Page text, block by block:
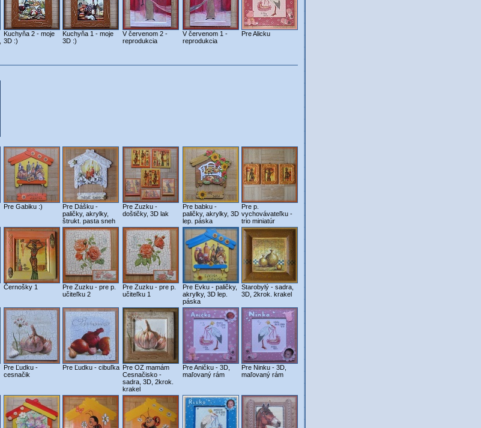
Kuchyňa 2 - moje
3D :)
Kuchyňa 1 - moje
3D :)
V červenom 2 -
reprodukcia
V červenom 1 -
reprodukcia
Pre Alicku
Pre Gabiku :)
Pre Dášku -
paličky, akrylky,
štrukt. pasta sneh
Pre Zuzku -
doštičky, 3D lak
Pre babku -
paličky, akrylky, 3D
lep. páska
Pre p.
vychovávateľku -
trio miniatúr
Černošky 1
Pre Zuzku - pre p.
učiteľku 2
Pre Zuzku - pre p.
učiteľku 1
Pre Evku - paličky,
akrylky, 3D lep.
páska
Starobylý - sadra,
3D, 2krok. krakel
Pre Ľudku -
cesnačik
Pre Ľudku - cibuľka Pre OZ mamám
Cesnačisko -
sadra, 3D, 2krok.
krakel
Pre Aničku - 3D,
maľovaný rám
Pre Ninku - 3D,
maľovaný rám